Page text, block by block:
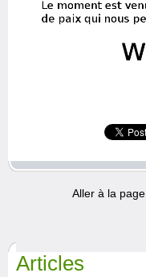
Aller à la page
Articles